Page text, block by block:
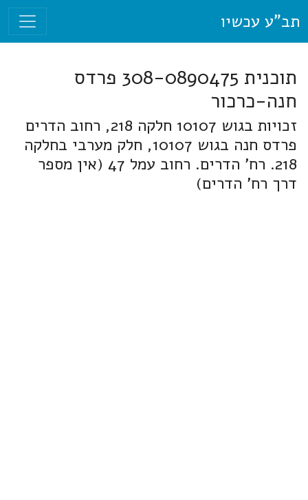
תב"ע עכשיו
תוכנית 308-0890475 פרדס
חנה-כרכור
זכויות בגוש 10107 חלקה 218, רחוב הדרים
פרדס חנה בגוש 10107, חלק מערבי בחלקה
218. רח' הדרים. רחוב עמל 47 (אין מספר
דרך רח' הדרים)